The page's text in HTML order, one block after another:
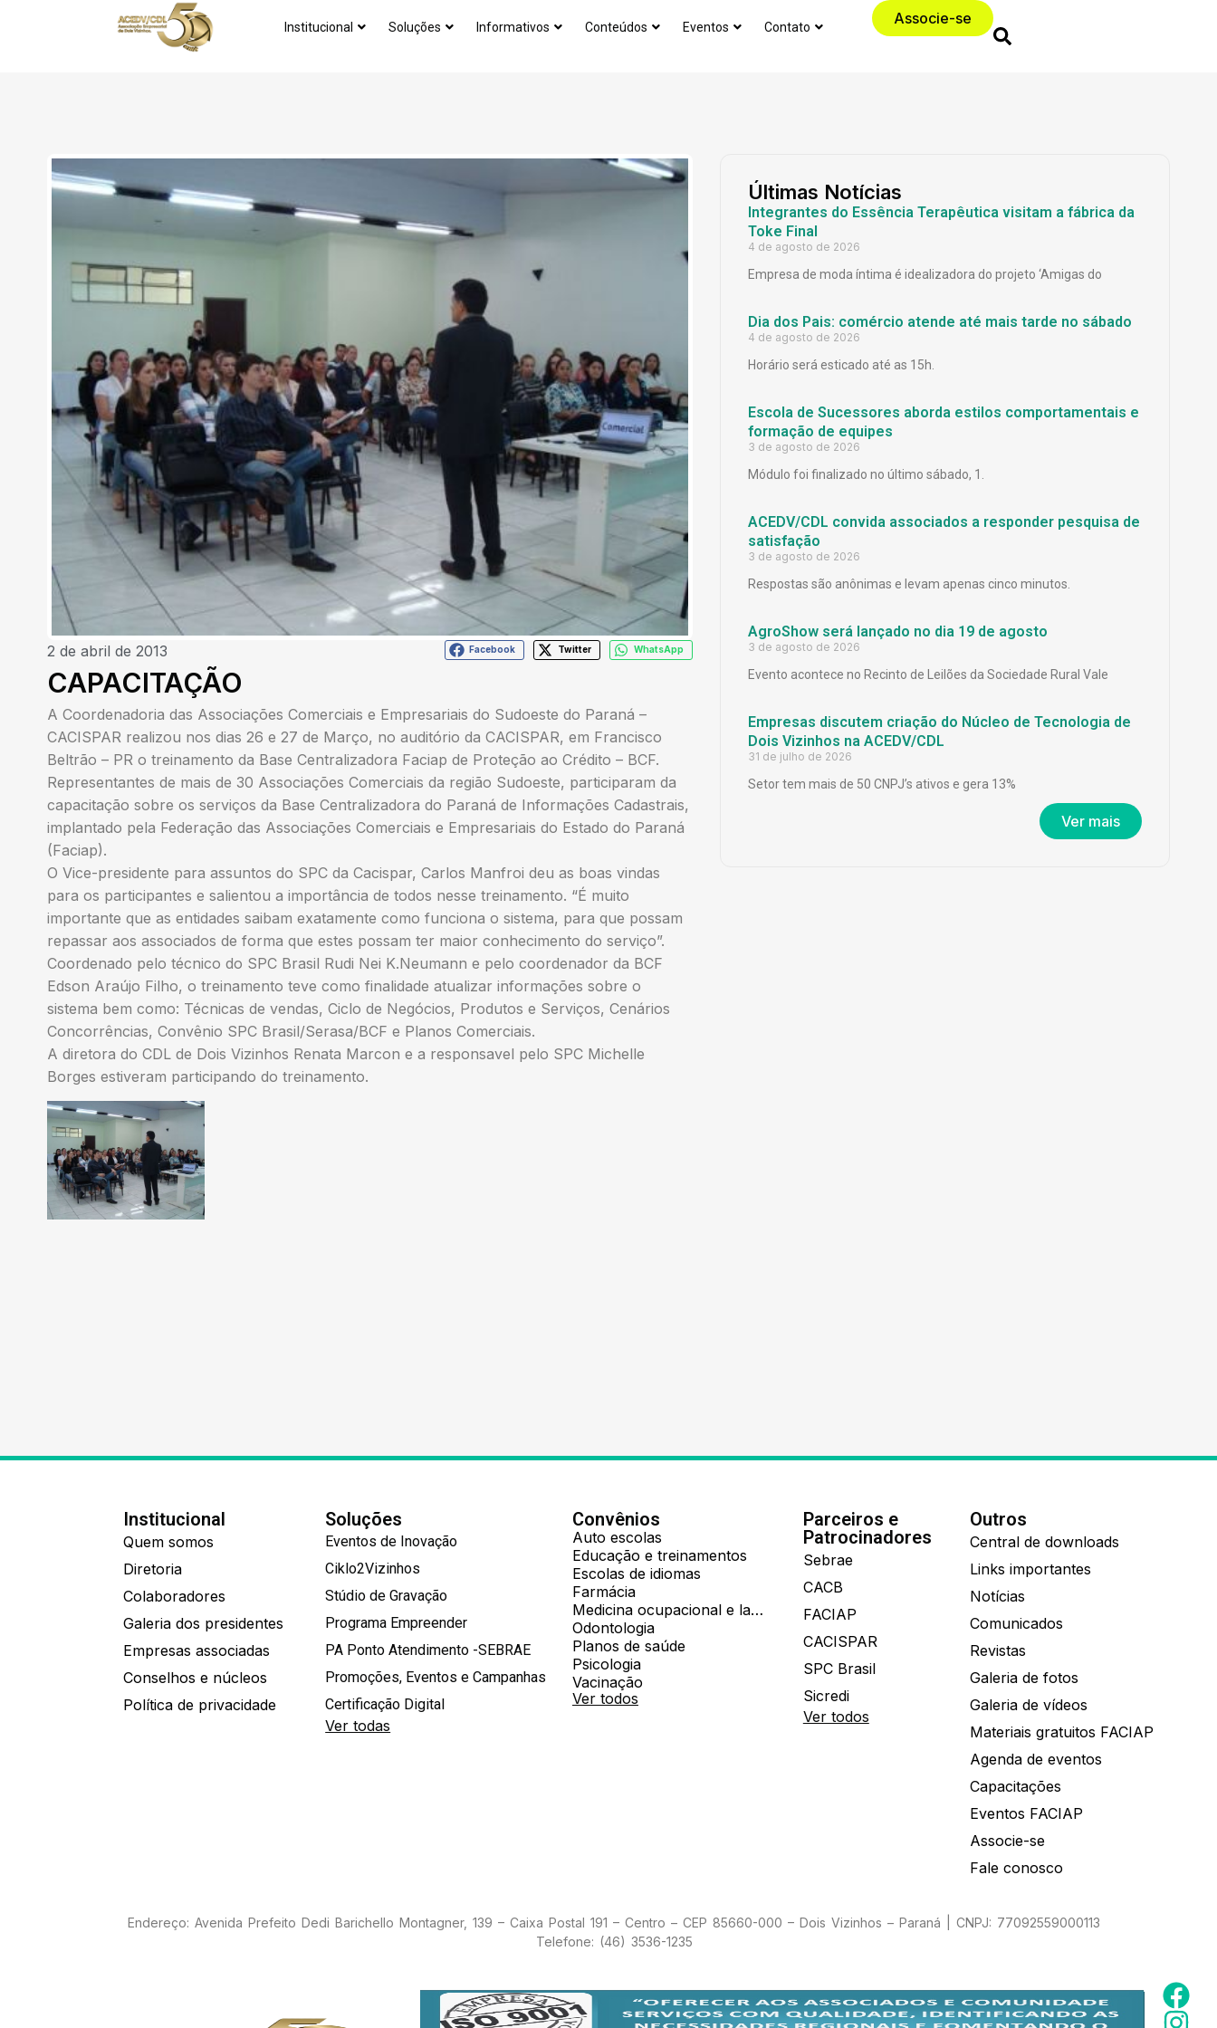
Institucional Soluções Informativos Conteúdos Eventos Contato Associe-se
2 de abril de 2013 Facebook Twitter WhatsApp
CAPACITAÇÃO
A Coordenadoria das Associações Comerciais e Empresariais do Sudoeste do Paraná –
CACISPAR realizou nos dias 26 e 27 de Março, no auditório da CACISPAR, em Francisco
Beltrão – PR o treinamento da Base Centralizadora Faciap de Proteção ao Crédito – BCF.
Representantes de mais de 30 Associações Comerciais da região Sudoeste, participaram da
capacitação sobre os serviços da Base Centralizadora do Paraná de Informações Cadastrais,
implantado pela Federação das Associações Comerciais e Empresariais do Estado do Paraná
(Faciap).
O Vice-presidente para assuntos do SPC da Cacispar, Carlos Manfroi deu as boas vindas
para os participantes e salientou a importância de todos nesse treinamento. “É muito
importante que as entidades saibam exatamente como funciona o sistema, para que possam
repassar aos associados de forma que estes possam ter maior conhecimento do serviço”.
Coordenado pelo técnico do SPC Brasil Rudi Nei K.Neumann e pelo coordenador da BCF
Edson Araújo Filho, o treinamento teve como finalidade atualizar informações sobre o
sistema bem como: Técnicas de vendas, Ciclo de Negócios, Produtos e Serviços, Cenários
Concorrências, Convênio SPC Brasil/Serasa/BCF e Planos Comerciais.
A diretora do CDL de Dois Vizinhos Renata Marcon e a responsavel pelo SPC Michelle
Borges estiveram participando do treinamento.
Últimas Notícias
Integrantes do Essência Terapêutica visitam a fábrica da
Toke Final
4 de agosto de 2026
Empresa de moda íntima é idealizadora do projeto ‘Amigas do
Dia dos Pais: comércio atende até mais tarde no sábado
4 de agosto de 2026
Horário será esticado até as 15h.
Escola de Sucessores aborda estilos comportamentais e
formação de equipes
3 de agosto de 2026
Módulo foi finalizado no último sábado, 1.
ACEDV/CDL convida associados a responder pesquisa de
satisfação
3 de agosto de 2026
Respostas são anônimas e levam apenas cinco minutos.
AgroShow será lançado no dia 19 de agosto
3 de agosto de 2026
Evento acontece no Recinto de Leilões da Sociedade Rural Vale
Empresas discutem criação do Núcleo de Tecnologia de
Dois Vizinhos na ACEDV/CDL
31 de julho de 2026
Setor tem mais de 50 CNPJ’s ativos e gera 13%
Ver mais
Institucional
Quem somos
Diretoria
Colaboradores
Galeria dos presidentes
Empresas associadas
Conselhos e núcleos
Política de privacidade
Soluções
Eventos de Inovação
Ciklo2Vizinhos
Stúdio de Gravação
Programa Empreender
PA Ponto Atendimento -SEBRAE
Promoções, Eventos e Campanhas
Certificação Digital
Ver todas
Convênios
Auto escolas
Educação e treinamentos
Escolas de idiomas
Farmácia
Medicina ocupacional e laboratorial
Odontologia
Planos de saúde
Psicologia
Vacinação
Ver todos
Parceiros e
Patrocinadores
Sebrae
CACB
FACIAP
CACISPAR
SPC Brasil
Sicredi
Ver todos
Outros
Central de downloads
Links importantes
Notícias
Comunicados
Revistas
Galeria de fotos
Galeria de vídeos
Materiais gratuitos FACIAP
Agenda de eventos
Capacitações
Eventos FACIAP
Associe-se
Fale conosco
Endereço: Avenida Prefeito Dedi Barichello Montagner, 139 – Caixa Postal 191 – Centro – CEP 85660-000 – Dois Vizinhos – Paraná | CNPJ: 77092559000113
Telefone: (46) 3536-1235